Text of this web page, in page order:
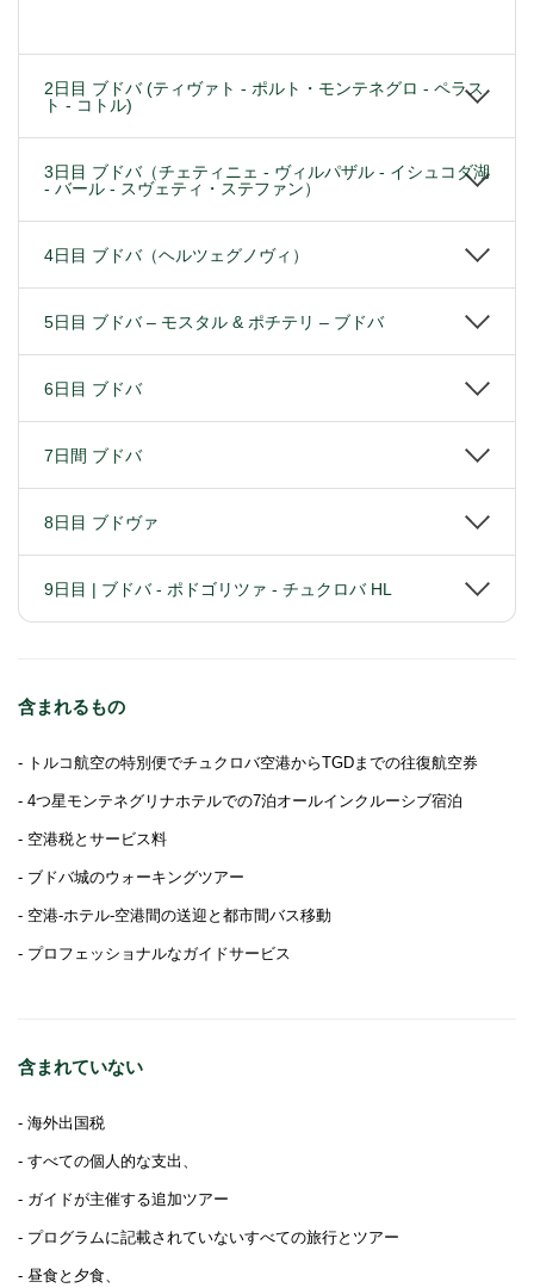
2日目 ブドバ (ティヴァト - ポルト・モンテネグロ - ペラス
ト - コトル)
3日目 ブドバ（チェティニェ - ヴィルパザル - イシュコダ湖
- バール - スヴェティ・ステファン）
4日目 ブドバ（ヘルツェグノヴィ）
5日目 ブドバ – モスタル & ポチテリ – ブドバ
6日目 ブドバ
7日間 ブドバ
8日目 ブドヴァ
9日目 | ブドバ - ポドゴリツァ - チュクロバ HL
含まれるもの
- トルコ航空の特別便でチュクロバ空港からTGDまでの往復航空券
- 4つ星モンテネグリナホテルでの7泊オールインクルーシブ宿泊
- 空港税とサービス料
- ブドバ城のウォーキングツアー
- 空港-ホテル-空港間の送迎と都市間バス移動
- プロフェッショナルなガイドサービス
含まれていない
- 海外出国税
- すべての個人的な支出、
- ガイドが主催する追加ツアー
- プログラムに記載されていないすべての旅行とツアー
- 昼食と夕食、